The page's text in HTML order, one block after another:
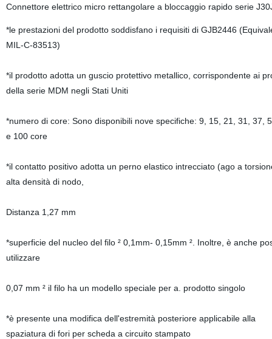
Connettore elettrico micro rettangolare a bloccaggio rapido serie
*le prestazioni del prodotto soddisfano i requisiti di GJB2446
MIL-C-83513)
*il prodotto adotta un guscio protettivo metallico, corrispondente ai
della serie MDM negli Stati Uniti
*numero di core: Sono disponibili nove specifiche: 9, 15, 21, 31, 37,
e 100 core
*il contatto positivo adotta un perno elastico intrecciato (ago a
alta densità di nodo,
Distanza 1,27 mm
*superficie del nucleo del filo ² 0,1mm- 0,15mm ². Inoltre, è anche
utilizzare
0,07 mm ² il filo ha un modello speciale per a. prodotto singolo
*è presente una modifica dell'estremità posteriore applicabile alla
spaziatura di fori per scheda a circuito stampato